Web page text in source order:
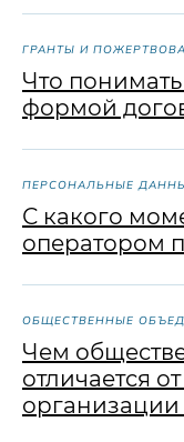
ГРАНТЫ И
Что
формой
ПЕРСОНАЛЬНЫЕ
С какого
оператором
ОБЩЕСТВЕННЫЕ
Чем
отличается